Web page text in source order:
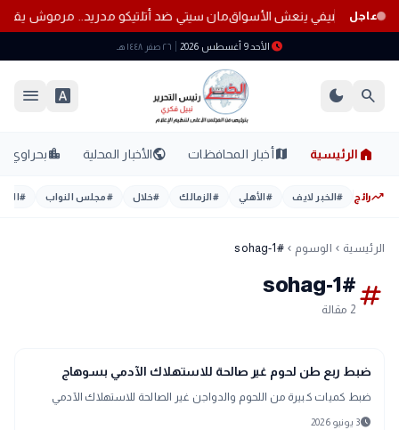
عاجل مان سيتي ضد أتلتيكو مدريد.. مرموش يقلب
schedule الأحد 9 أغسطس 2026 ٢٦ صفر ١٤٤٨ هـ
search
dark_mode
font_download
menu
home الرئيسية mapأخبار المحافظات publicالأخبار المحلية location_cityبحراوي
trending_upرائج #الخبر لايف #الأهلي #الزمالك #خلال #مجلس النواب #
الرئيسية chevron_left الوسوم chevron_left
#sohag-1
tag
#sohag-1
2 مقالة
map
أخبار المحافظات
ضبط ربع طن لحوم غير صالحة للاستهلاك الآدمي بسوهاج
ضبط كميات كبيرة من اللحوم والدواجن غير الصالحة للاستهلاك الآدمي
schedule3 يونيو 2026